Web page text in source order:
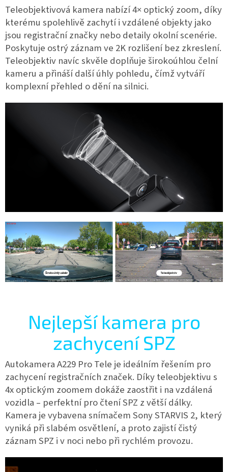
Teleobjektivová kamera nabízí 4× optický zoom, díky
kterému spolehlivě zachytí i vzdálené objekty jako
jsou registrační značky nebo detaily okolní scenérie.
Poskytuje ostrý záznam ve 2K rozlišení bez zkreslení.
Teleobjektiv navíc skvěle doplňuje širokoúhlou čelní
kameru a přináší další úhly pohledu, čímž vytváří
komplexní přehled o dění na silnici.
Nejlepší kamera pro
zachycení SPZ
Autokamera A229 Pro Tele je ideálním řešením pro
zachycení registračních značek. Díky teleobjektivu s
4x optickým zoomem dokáže zaostřit i na vzdálená
vozidla – perfektní pro čtení SPZ z větší dálky.
Kamera je vybavena snímačem Sony STARVIS 2, který
vyniká při slabém osvětlení, a proto zajistí čistý
záznam SPZ i v noci nebo při rychlém provozu.